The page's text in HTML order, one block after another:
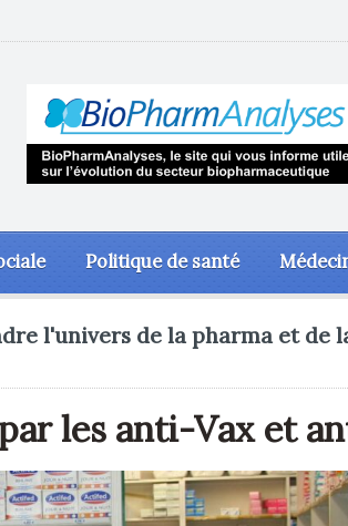
Politique de santé
l'univers de la pharma et de
les anti-Vax et